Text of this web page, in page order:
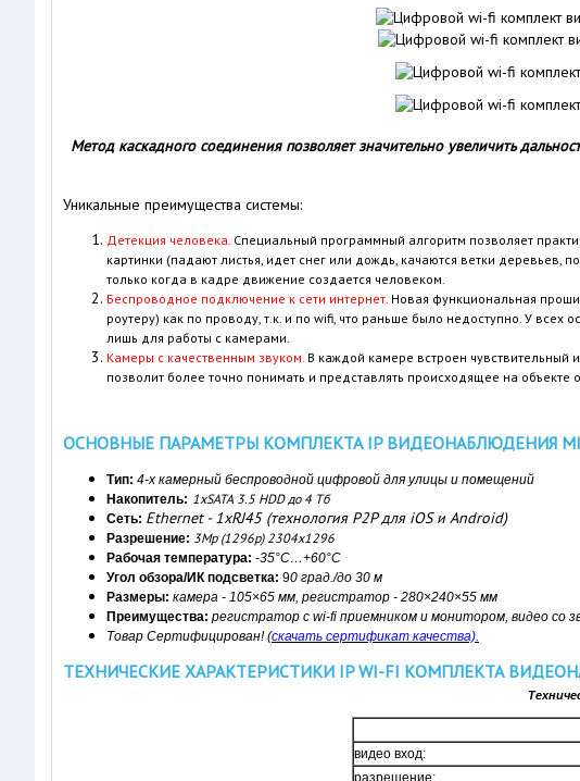
Метод каскадного соединения позволяет значительно увеличить
Уникальные преимущества системы:
Детекция человека. Специальный программный алгоритм позволяет
картинки (падают листья, идет снег или дождь, качаются ветки
только когда в кадре движение создается человеком.
Беспроводное подключение к сети интернет. Новая функциональная
роутеру) как по проводу, т.к. и по wifi, что раньше было недоступно. У
лишь для работы с камерами.
Камеры с качественным звуком. В каждой камере встроен
позволит более точно понимать и представлять происходящее на объекте
ОСНОВНЫЕ ПАРАМЕТРЫ КОМПЛЕКТА IP ВИДЕОНАБЛЮДЕНИЯ
Тип: 4-х камерный беспроводной цифровой для улицы и помещений
Накопитель: 1хSATA 3.5 HDD до 4 Tб
Сеть: Ethernet - 1хRJ45 (технология P2P для iOS и Android)
Разрешение: 3Mp (1296p) 2304х1296
Рабочая температура: -35°C…+60°C
Угол обзора/ИК подсветка: 90 град./до 30 м
Размеры: камера - 105×65 мм, регистратор - 280×240×55 мм
Преимущества: регистратор с wi-fi приемником и монитором, видео со
Товар Сертифицирован!(скачать сертификат качества).
ТЕХНИЧЕСКИЕ ХАРАКТЕРИСТИКИ IP WI-FI КОМПЛЕКТА
видео вход: